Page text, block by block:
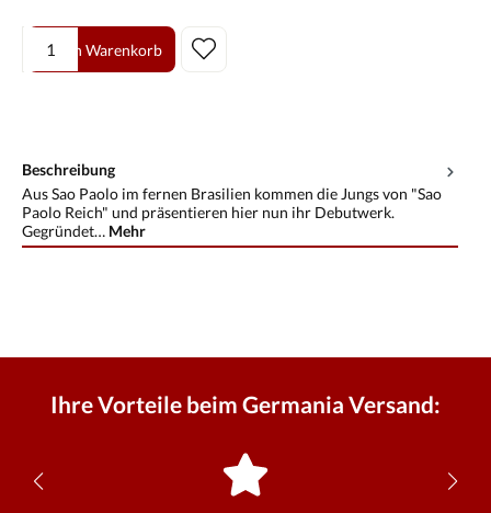
Produkt Anzahl: Gib den gewünschten Wert ein oder benutze die
In den Warenkorb
Beschreibung
Aus Sao Paolo im fernen Brasilien kommen die Jungs von "Sao
Paolo Reich" und präsentieren hier nun ihr Debutwerk.
Gegründet… Mehr
Ihre Vorteile beim Germania Versand: